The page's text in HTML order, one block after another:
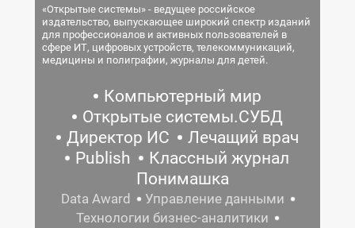
«Открытые системы» - ведущее российское
издательство, выпускающее широкий спектр изданий
для профессионалов и активных пользователей в
сфере ИТ, цифровых устройств, телекоммуникаций,
медицины и полиграфии, журналы для детей.
Компьютерный мир
Открытые системы.СУБД
Директор ИС
Лечащий врач
Publish
Классный журнал
Понимашка
Data Award
Управление данными
Технологии бизнес-аналитики